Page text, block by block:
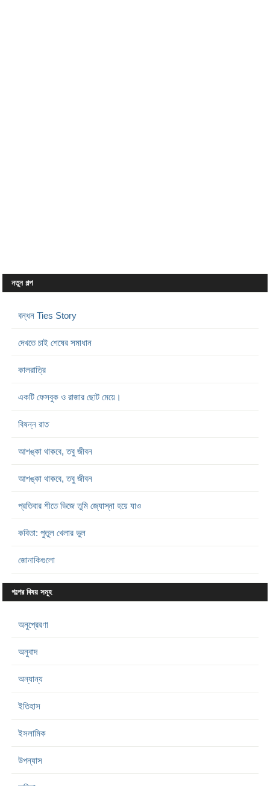
নতুন গল্প
বন্ধন Ties Story
দেখতে চাই শেষের সমাধান
কালরাত্রি
একটি ফেসবুক ও রাজার ছোট মেয়ে।
বিষন্ন রাত
আশঙ্কা থাকবে, তবু জীবন
আশঙ্কা থাকবে, তবু জীবন
প্রতিবার শীতে ভিজে তুমি জ্যোস্না হয়ে যাও
কবিতা: পুতুল খেলার ভুল
জোনাকিগুলো
গল্পের বিষয় সমূহ
অনুপ্রেরণা
অনুবাদ
অন্যান্য
ইতিহাস
ইসলামিক
উপন্যাস